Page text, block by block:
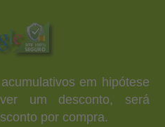
em hipótese
um desconto, será
por compra.